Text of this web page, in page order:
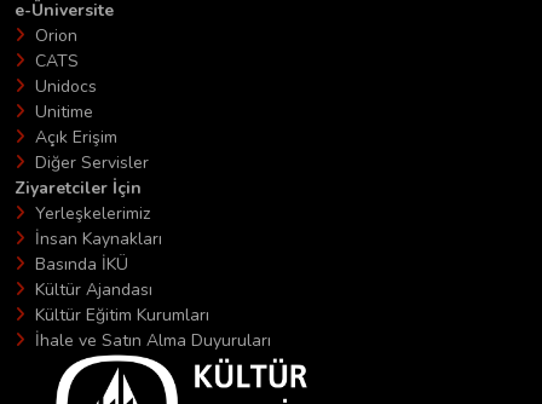
e-Üniversite
Orion
CATS
Unidocs
Unitime
Açık Erişim
Diğer Servisler
Ziyaretciler İçin
Yerleşkelerimiz
İnsan Kaynakları
Basında İKÜ
Kültür Ajandası
Kültür Eğitim Kurumları
İhale ve Satın Alma Duyuruları